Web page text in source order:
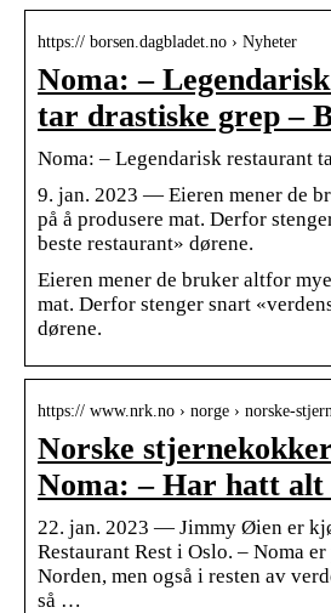
https:// borsen.dagbladet.no › Nyheter
Noma: –
tar drastiske grep –
Noma: – Legendarisk restaurant
9. jan. 2023 — Eieren mener de
på å produsere mat. Derfor
beste restaurant» dørene.
Eieren mener de bruker altfor
mat. Derfor stenger snart
dørene.
https:// www.nrk.no › norge › norske-
Norske
Noma: – Har hatt alt
22. jan. 2023 — Jimmy Øien er
Restaurant Rest i Oslo. – Noma
Norden, men også i resten av
så …